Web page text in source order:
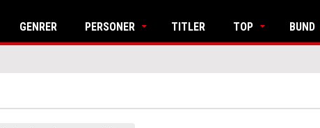
GENRER PERSONER TITLER TOP BUND